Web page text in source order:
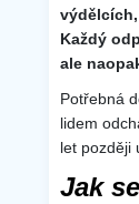
Každý
ale
Potřebná
lidem
let později
Jak